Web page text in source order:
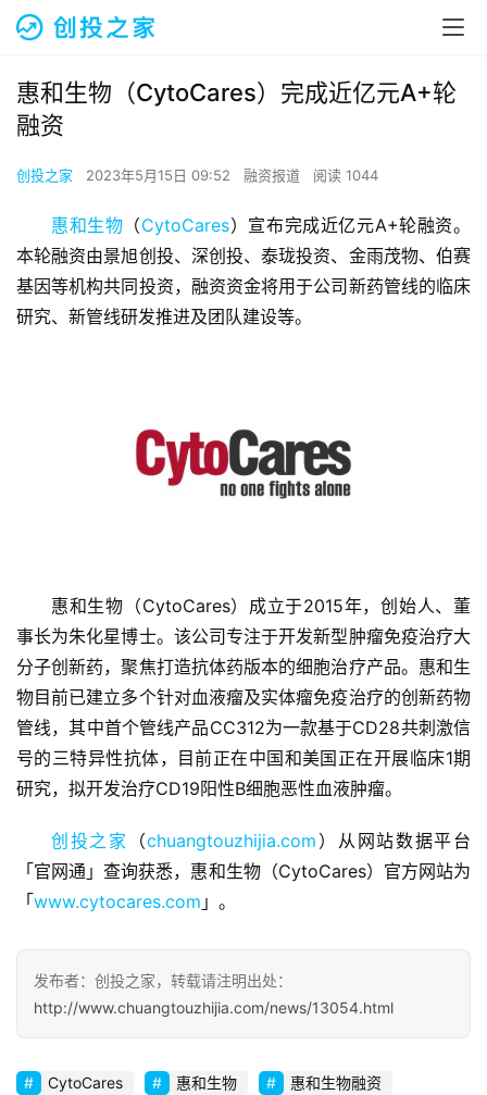
首
页
融
资
报
商
业
察
初
创
企
惠和生物（CytoCares）完成近亿元A+轮
融资
创投之家 2023年5月15日 09:52 融资报道 阅读 1044
惠和生物 （CytoCares）宣布完成近亿元A+轮融资。
本轮融资由景旭创投、深创投、泰珑投资、金雨茂物、伯赛
基因等机构共同投资，融资资金将用于公司新药管线的临床
研究、新管线研发推进及团队建设等。
惠和生物（CytoCares）成立于2015年，创始人、董
事长为朱化星博士。该公司专注于开发新型肿瘤免疫治疗大
分子创新药，聚焦打造抗体药版本的细胞治疗产品。惠和生
物目前已建立多个针对血液瘤及实体瘤免疫治疗的创新药物
管线，其中首个管线产品CC312为一款基于CD28共刺激信
号的三特异性抗体，目前正在中国和美国正在开展临床1期
研究，拟开发治疗CD19阳性B细胞恶性血液肿瘤。
创投之家 （chuangtouzhijia.com ）从网站数据平台
「官网通」查询获悉，惠和生物（CytoCares）官方网站为
「www.cytocares.com 」。
发布者：创投之家，转载请注明出处：
http://www.chuangtouzhijia.com/news/13054.html
CytoCares 惠和生物 惠和生物融资